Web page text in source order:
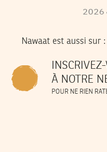
2026
Nawaat est aussi sur :
À NOTRE
POUR NE RIEN